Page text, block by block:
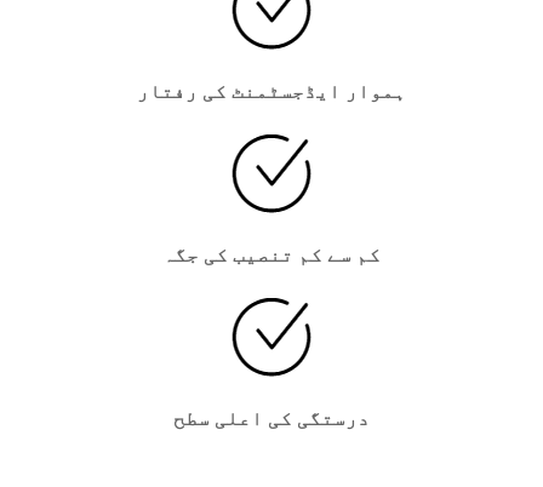
ہموار ایڈجسٹمنٹ کی رفتار
کم سے کم تنصیب کی جگہ
درستگی کی اعلی سطح